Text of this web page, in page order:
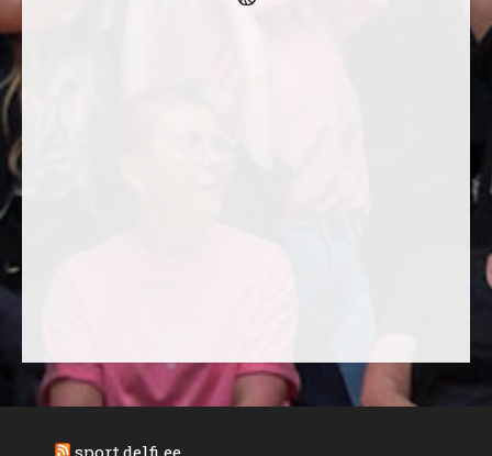
sport.delfi.ee